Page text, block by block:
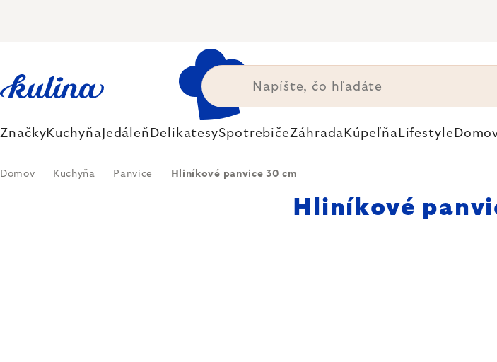
ZnačkyKuchyňa Jedáleň DelikatesySpotrebičeZáhrada Kúpeľňa Lifestyle
Domov Kuchyňa Panvice Hliníkové panvice 30 cm
Hliníkové